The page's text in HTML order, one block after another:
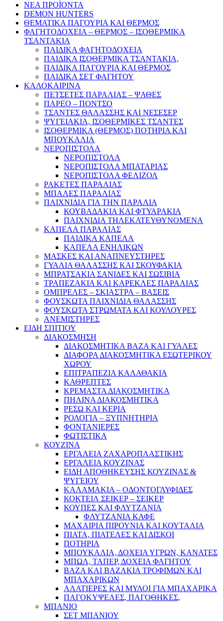
ΝΕΑ ΠΡΟΪΟΝΤΑ
DEMON HUNTERS
ΘΕΜΑΤΙΚΑ ΠΑΓΟΥΡΙΑ ΚΑΙ ΘΕΡΜΟΣ
ΦΑΓΗΤΟΔΟΧΕΙΑ – ΘΕΡΜΟΣ – ΙΣΟΘΕΡΜΙΚΑ
ΤΣΑΝΤΑΚΙΑ
ΠΑΙΔΙΚΑ ΦΑΓΗΤΟΔΟΧΕΙΑ
ΠΑΙΔΙΚΑ ΙΣΟΘΕΡΜΙΚΑ ΤΣΑΝΤΑΚΙΑ,
ΠΑΙΔΙΚΑ ΠΑΓΟΥΡΙΑ ΚΑΙ ΘΕΡΜΟΣ
ΠΑΙΔΙΚΑ ΣΕΤ ΦΑΓΗΤΟΥ
ΚΑΛΟΚΑΙΡΙΝΑ
ΠΕΤΣΕΤΕΣ ΠΑΡΑΛΙΑΣ – ΨΑΘΕΣ
ΠΑΡΕΟ – ΠΟΝΤΣΟ
ΤΣΑΝΤΕΣ ΘΑΛΑΣΣΗΣ ΚΑΙ ΝΕΣΕΣΕΡ
ΨΥΓΕΙΑΚΙΑ, ΙΣΟΘΕΡΜΙΚΕΣ ΤΣΑΝΤΕΣ
ΙΣΟΘΕΡΜΙΚΑ (ΘΕΡΜΟΣ) ΠΟΤΗΡΙΑ ΚΑΙ
ΜΠΟΥΚΑΛΙΑ
ΝΕΡΟΠΙΣΤΟΛΑ
ΝΕΡΟΠΙΣΤΟΛΑ
ΝΕΡΟΠΙΣΤΟΛΑ ΜΠΑΤΑΡΙΑΣ
ΝΕΡΟΠΙΣΤΟΛΑ ΦΕΛΙΖΟΛ
ΡΑΚΕΤΕΣ ΠΑΡΑΛΙΑΣ
ΜΠΑΛΕΣ ΠΑΡΑΛΙΑΣ
ΠΑΙΧΝΙΔΙΑ ΓΙΑ ΤΗΝ ΠΑΡΑΛΙΑ
ΚΟΥΒΑΔΑΚΙΑ ΚΑΙ ΦΤΥΑΡΑΚΙΑ
ΠΑΙΧΝΙΔΙΑ ΤΗΛΕΚΑΤΕΥΘΥΝΟΜΕΝΑ
ΚΑΠΕΛΑ ΠΑΡΑΛΙΑΣ
ΠΑΙΔΙΚΑ ΚΑΠΕΛΑ
ΚΑΠΕΛΑ ΕΝΗΛΙΚΩΝ
ΜΑΣΚΕΣ ΚΑΙ ΑΝΑΠΝΕΥΣΤΗΡΕΣ
ΓΥΑΛΙΑ ΘΑΛΑΣΣΗΣ ΚΑΙ ΣΚΟΥΦΑΚΙΑ
ΜΠΡΑΤΣΑΚΙΑ ΣΑΝΙΔΕΣ ΚΑΙ ΣΩΣΙΒΙΑ
ΤΡΑΠΕΖΑΚΙΑ ΚΑΙ ΚΑΡΕΚΛΕΣ ΠΑΡΑΛΙΑΣ
ΟΜΠΡΕΛΕΣ – ΣΚΙΑΣΤΡΑ – ΒΑΣΕΙΣ
ΦΟΥΣΚΩΤΑ ΠΑΙΧΝΙΔΙΑ ΘΑΛΑΣΣΗΣ
ΦΟΥΣΚΩΤΑ ΣΤΡΩΜΑΤΑ ΚΑΙ ΚΟΥΛΟΥΡΕΣ
ΑΝΕΜΙΣΤΗΡΕΣ
ΕΙΔΗ ΣΠΙΤΙΟΥ
ΔΙΑΚΟΣΜΗΣΗ
ΔΙΑΚΟΣΜΗΤΙΚΑ ΒΑΖΑ ΚΑΙ ΓΥΑΛΕΣ
ΔΙΑΦΟΡΑ ΔΙΑΚΟΣΜΗΤΙΚΑ ΕΣΩΤΕΡΙΚΟΥ
ΧΩΡΟΥ
ΕΠΙΤΡΑΠΕΖΙΑ ΚΑΛΑΘΑΚΙΑ
ΚΑΘΡΕΠΤΕΣ
ΚΡΕΜΑΣΤΑ ΔΙΑΚΟΣΜΗΤΙΚΑ
ΠΗΛΙΝΑ ΔΙΑΚΟΣΜΗΤΙΚΑ
ΡΕΣΩ ΚΑΙ ΚΕΡΙΑ
ΡΟΛΟΓΙΑ – ΞΥΠΝΗΤΗΡΙΑ
ΦΟΝΤΑΝΙΕΡΕΣ
ΦΩΤΙΣΤΙΚΑ
ΚΟΥΖΙΝΑ
ΕΡΓΑΛΕΙΑ ΖΑΧΑΡΟΠΛΑΣΤΙΚΗΣ
ΕΡΓΑΛΕΙΑ ΚΟΥΖΙΝΑΣ
ΕΙΔΗ ΑΠΟΘΗΚΕΥΣΗΣ ΚΟΥΖΙΝΑΣ &
ΨΥΓΕΙΟΥ
ΚΑΛΑΜΑΚΙΑ – ΟΔΟΝΤΟΓΛΥΦΙΔΕΣ
ΚΟΚΤΕΙΛ ΣΕΙΚΕΡ – ΣΕΙΚΕΡ
ΚΟΥΠΕΣ ΚΑΙ ΦΛΥΤΖΑΝΙΑ
ΦΛΥΤΖΑΝΙΑ ΚΑΦΕ
ΜΑΧΑΙΡΙΑ ΠΙΡΟΥΝΙΑ ΚΑΙ ΚΟΥΤΑΛΙΑ
ΠΙΑΤΑ, ΠΙΑΤΕΛΕΣ ΚΑΙ ΔΙΣΚΟΙ
ΠΟΤΗΡΙΑ
ΜΠΟΥΚΑΛΙΑ, ΔΟΧΕΙΑ ΥΓΡΩΝ, ΚΑΝΑΤΕΣ
ΜΠΩΛ, ΤΑΠΕΡ, ΔΟΧΕΙΑ ΦΑΓΗΤΟΥ
ΒΑΖΑ ΚΑΙ ΒΑΖΑΚΙΑ ΤΡΟΦΙΜΩΝ ΚΑΙ
ΜΠΑΧΑΡΙΚΩΝ
ΑΛΑΤΙΕΡΕΣ ΚΑΙ ΜΥΛΟΙ ΓΙΑ ΜΠΑΧΑΡΙΚΑ
ΠΑΓΟΚΥΨΕΛΕΣ, ΠΑΓΟΘΗΚΕΣ,
ΜΠΑΝΙΟ
ΣΕΤ ΜΠΑΝΙΟΥ